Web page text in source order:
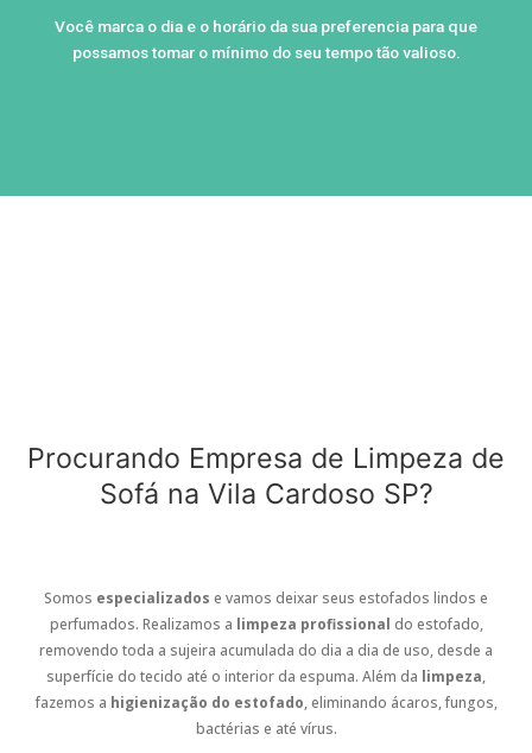
Você marca o dia e o horário da sua preferencia para que
possamos tomar o mínimo do seu tempo tão valioso.
Procurando Empresa de Limpeza de
Sofá na Vila Cardoso SP?
Somos especializados e vamos deixar seus estofados lindos e
perfumados. Realizamos a limpeza profissional do estofado,
removendo toda a sujeira acumulada do dia a dia de uso, desde a
superfície do tecido até o interior da espuma. Além da limpeza,
fazemos a higienização do estofado, eliminando ácaros, fungos,
bactérias e até vírus.